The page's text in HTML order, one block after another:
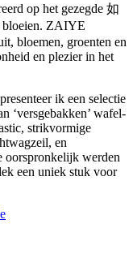
op het gezegde 如
ZAIYE
bloemen, groenten en
en plezier in het
ik een selectie
‘versgebakken’ wafel-
strikvormige
en
oorspronkelijk werden
een uniek stuk voor